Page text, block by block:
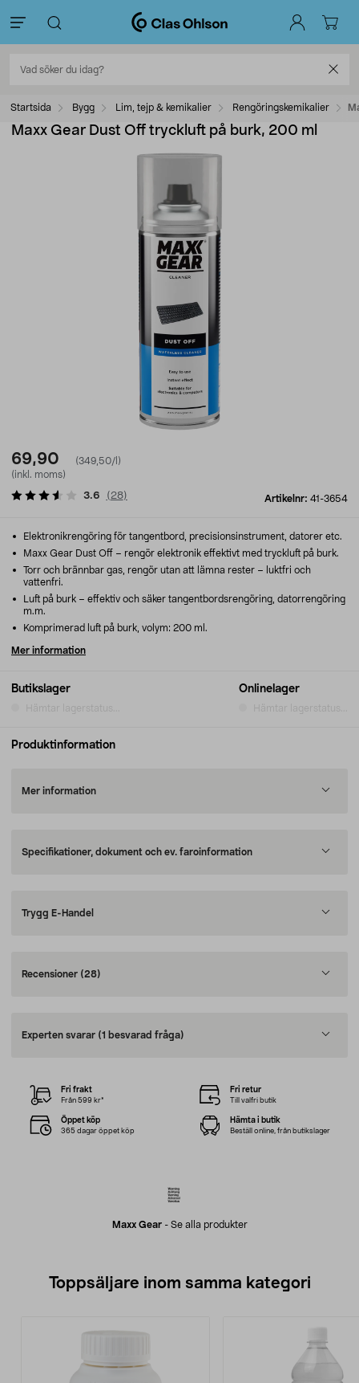
Startsida Bygg Lim, tejp & kemikalier Rengöringskemikalier
Maxx Gear Dust Off tryckluft på burk, 200 ml
69,90
(349,50/l)
(inkl. moms)
Artikelnr: 41-3654
3.6 ( 28)
Butikslager
Hämtar lagerstatus...
Onlinelager
Hämtar lagerstatus...
Elektronikrengöring för tangentbord, precisionsinstrument, datorer etc.
Maxx Gear Dust Off – rengör elektronik effektivt med tryckluft på burk.
Torr och brännbar gas, rengör utan att lämna rester – luktfri och
vattenfri.
Luft på burk – effektiv och säker tangentbordsrengöring, datorrengöring
m.m.
Komprimerad luft på burk, volym: 200 ml.
Mer information
Produktinformation
Mer information
Specifikationer, dokument och ev. faroinformation
Trygg E-Handel
Recensioner (28)
Experten svarar (1 besvarad fråga)
Maxx Gear- Se alla produkter
Fri frakt
Från 599 kr*
Fri retur
Till valfri butik
Öppet köp
365 dagar öppet köp
Hämta i butik
Beställ online, från butikslager
Toppsäljare inom samma kategori